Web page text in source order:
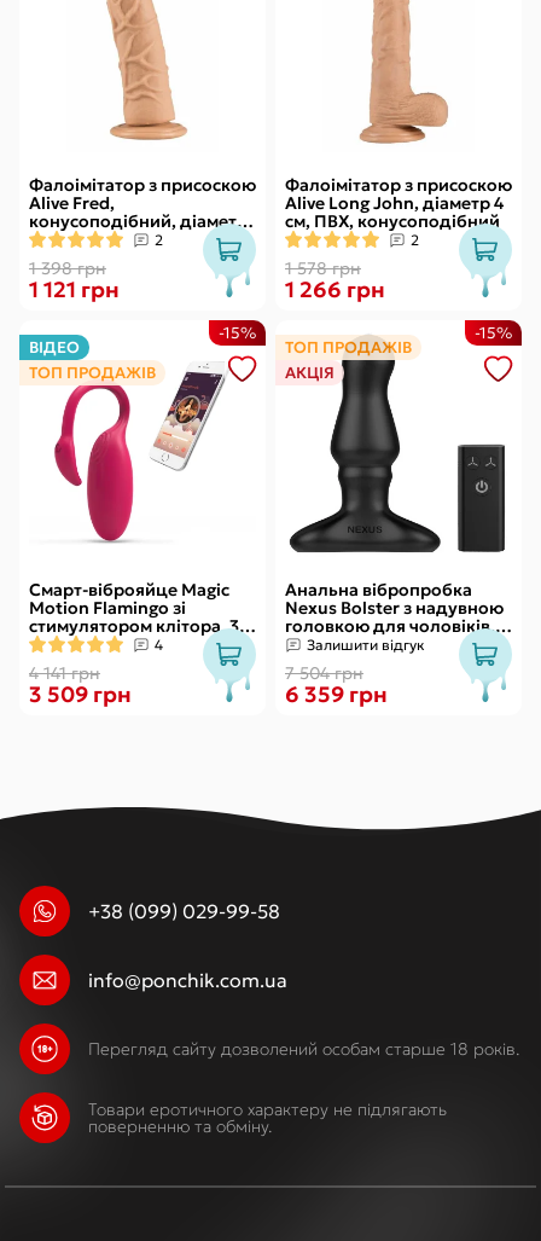
Фалоімітатор з присоскою
Alive Fred,
конусоподібний, діаметр
від 4,2см до 4,7см, ПВХ,
рельєфний
2
1 398 грн
1 121 грн
Фалоімітатор з присоскою
Alive Long John, діаметр 4
см, ПВХ, конусоподібний
2
1 578 грн
1 266 грн
ВІДЕО
ТОП ПРОДАЖІВ
Смарт-віброяйце Magic
Motion Flamingo зі
стимулятором клітора, 3
види вправ Кегеля
4
4 141 грн
-15%
3 509 грн
ТОП ПРОДАЖІВ
АКЦІЯ
Анальна вібропробка
Nexus Bolster з надувною
головкою для чоловіків,
пульт ДК
Залишити відгук
7 504 грн
-15%
6 359 грн
+38 (099) 029-99-58
info@ponchik.com.ua
Перегляд сайту дозволений особам старше 18 років.
Товари еротичного характеру не підлягають
поверненню та обміну.